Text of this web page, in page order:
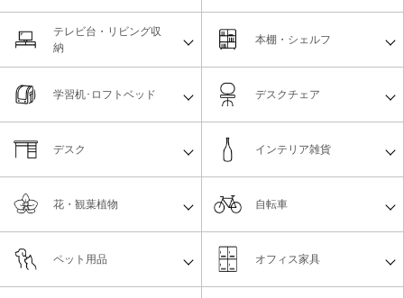
テレビ台・リビング収
納
本棚・シェルフ
学習机･ロフトベッド デスクチェア
デスク インテリア雑貨
花・観葉植物 自転車
ペット用品 オフィス家具